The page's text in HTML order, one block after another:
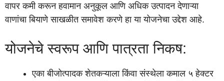
वापर कमी करून हवामान अनुकूल आणि अधिक उत्पादन देणाऱ्या
वाणांचा बियाणे साखळीत समावेश करणे हा या योजनेचा उद्देश आहे.
योजनेचे स्वरूप आणि पात्रता निकष:
एका बीजोत्पादक शेतकऱ्याला किंवा संस्थेला कमाल ५ हेक्टर